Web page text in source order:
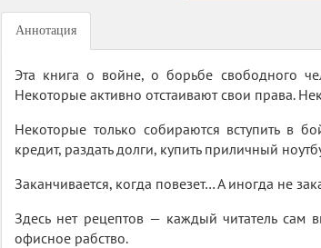
Аннотация
Эта книга о войне, о борьбе свободного
Некоторые активно отстаивают свои права.
Некоторые только собираются вступить в
кредит, раздать долги, купить приличный
Заканчивается, когда повезет… А иногда не
Здесь нет рецептов — каждый читатель сам
офисное рабство.